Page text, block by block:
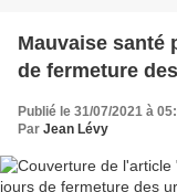
Mauvaise santé
de fermeture
Publié le 31/07/2021 à
Par Jean Lévy